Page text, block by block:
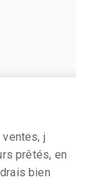
j
prêtés, en
bien